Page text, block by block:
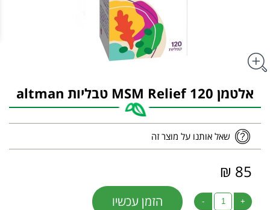
‏אלטמן MSM Relief 120 טבליות altman
שאל אותנו על מוצר זה
85 ₪
+
- הזמן עכשיו